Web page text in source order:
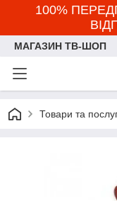
100%
МАГАЗИН ТВ-ШОП
Товари та